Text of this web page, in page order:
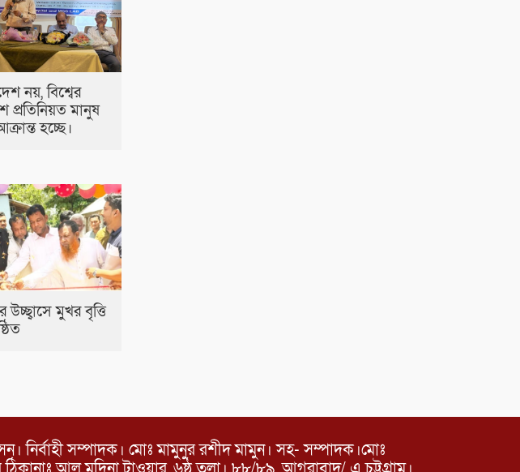
নয়, বিশ্বের
প্রতিনিয়ত মানুষ
হচ্ছে।
উচ্ছ্বাসে মুখর বৃত্তি
নির্বাহী সম্পাদক। মোঃ মামুনুর রশীদ মামুন। সহ- সম্পাদক।মোঃ